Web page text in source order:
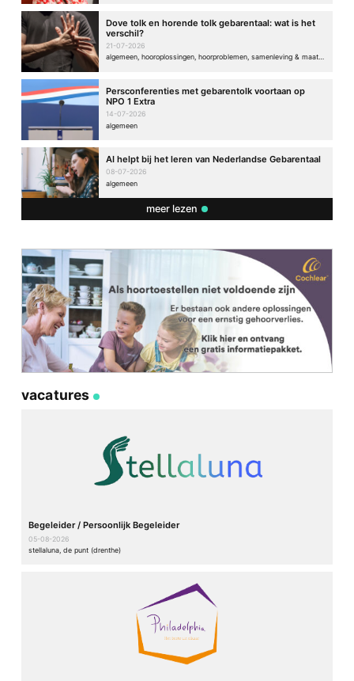
Dove tolk en horende tolk gebarentaal: wat is het
verschil?
21-07-2026
algemeen, hooroplossingen, hoorproblemen, samenleving & maatschappij
Persconferenties met gebarentolk voortaan op
NPO 1 Extra
14-07-2026
algemeen
AI helpt bij het leren van Nederlandse Gebarentaal
08-07-2026
algemeen
meer lezen
vacatures
Begeleider / Persoonlijk Begeleider
05-08-2026
stellaluna, de punt (drenthe)